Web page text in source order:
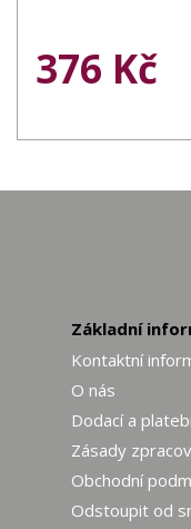
376 Kč
Základní
Kontaktní
O nás
Dodací a
Zásady
Obchodní
Odstoupit od